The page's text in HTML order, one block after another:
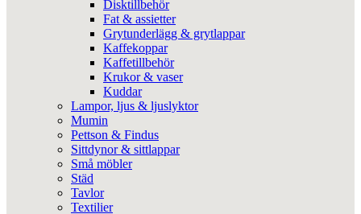
Disktillbehör
Fat & assietter
Grytunderlägg & grytlappar
Kaffekoppar
Kaffetillbehör
Krukor & vaser
Kuddar
Lampor, ljus & ljuslyktor
Mumin
Pettson & Findus
Sittdynor & sittlappar
Små möbler
Städ
Tavlor
Textilier